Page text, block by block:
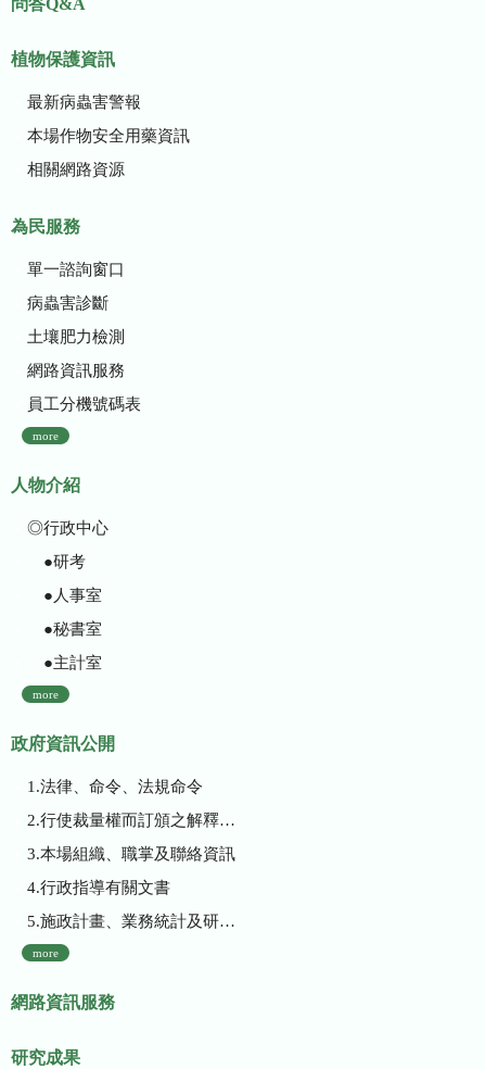
問答Q&A
植物保護資訊
最新病蟲害警報
本場作物安全用藥資訊
相關網路資源
為民服務
單一諮詢窗口
病蟲害診斷
土壤肥力檢測
網路資訊服務
員工分機號碼表
more
人物介紹
◎行政中心
●研考
●人事室
●秘書室
●主計室
more
政府資訊公開
1.法律、命令、法規命令
2.行使裁量權而訂頒之解釋性規定及裁量基準
3.本場組織、職掌及聯絡資訊
4.行政指導有關文書
5.施政計畫、業務統計及研究報告
more
網路資訊服務
研究成果